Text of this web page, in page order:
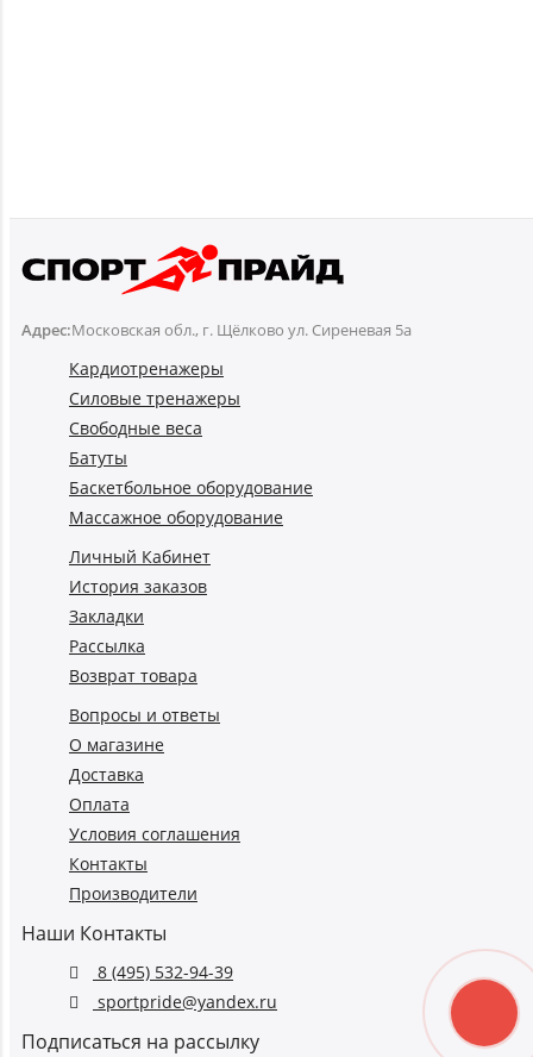
Адрес:Московская обл., г. Щёлково ул. Сиреневая 5а
Кардиотренажеры
Силовые тренажеры
Свободные веса
Батуты
Баскетбольное оборудование
Массажное оборудование
Личный Кабинет
История заказов
Закладки
Рассылка
Возврат товара
Вопросы и ответы
О магазине
Доставка
Оплата
Условия соглашения
Контакты
Производители
Наши Контакты
8 (495) 532-94-39
sportpride@yandex.ru
Подписаться на рассылку